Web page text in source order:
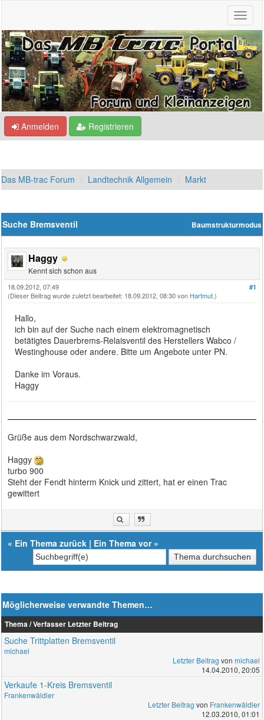
Anmelden Registrieren
Das MB-trac Forum Landtechnik Allgemein Markt
Baumstrukturmodus
Suche Bremsventil
Haggy
Kennt sich schon aus
#1
18.09.2012, 07:49
(Dieser Beitrag wurde zuletzt bearbeitet: 18.09.2012, 08:30 von Hartmut.)
Hallo,
ich bin auf der Suche nach einem elektromagnetisch
betätigtes Dauerbrems-Relaisventil des Herstellers Wabco /
Westinghouse oder andere. Bitte um Angebote unter PN.
Danke im Voraus.
Haggy
Grüße aus dem Nordschwarzwald,
Haggy
turbo 900
Steht der Fendt hinterm Knick und zittert, hat er einen Trac
gewittert
« Ein Thema zurück | Ein Thema vor»
Möglicherweise verwandte Themen…
Thema / Verfasser Letzter Beitrag
Suche Trittplatten Bremsventil
michael
Letzter Beitrag von michael
14.04.2010, 20:05
Verkaufe 1-Kreis Bremsventil
Frankenwäldler
Letzter Beitrag von Frankenwäldler
12.03.2010, 01:01